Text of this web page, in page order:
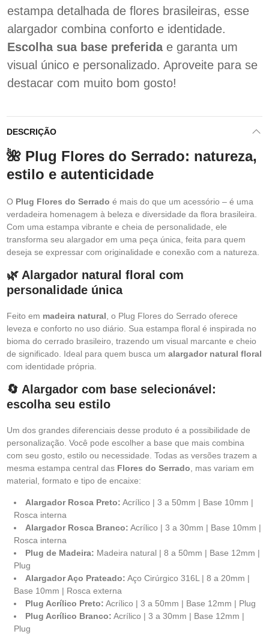
estampa detalhada de flores brasileiras, esse
alargador combina conforto e identidade.
Escolha sua base preferidae garanta um
visual único e personalizado. Aproveite para se
destacar com muito bom gosto!
DESCRIÇÃO
🌺 Plug Flores do Serrado: natureza,
estilo e autenticidade
O Plug Flores do Serrado é mais do que um acessório – é uma
verdadeira homenagem à beleza e diversidade da flora brasileira.
Com uma estampa vibrante e cheia de personalidade, ele
transforma seu alargador em uma peça única, feita para quem
deseja se expressar com originalidade e conexão com a natureza.
🌿 Alargador natural floral com
personalidade única
Feito em madeira natural , o Plug Flores do Serrado oferece
leveza e conforto no uso diário. Sua estampa floral é inspirada no
bioma do cerrado brasileiro, trazendo um visual marcante e cheio
de significado. Ideal para quem busca um alargador natural floral
com identidade própria.
🔄 Alargador com base selecionável:
escolha seu estilo
Um dos grandes diferenciais desse produto é a possibilidade de
personalização. Você pode escolher a base que mais combina
com seu gosto, estilo ou necessidade. Todas as versões trazem a
mesma estampa central das Flores do Serrado , mas variam em
material, formato e tipo de encaixe:
Alargador Rosca Preto: Acrílico | 3 a 50mm | Base 10mm |
Rosca interna
Alargador Rosca Branco: Acrílico | 3 a 30mm | Base 10mm |
Rosca interna
Plug de Madeira: Madeira natural | 8 a 50mm | Base 12mm |
Plug
Alargador Aço Prateado: Aço Cirúrgico 316L | 8 a 20mm |
Base 10mm | Rosca externa
Plug Acrílico Preto: Acrílico | 3 a 50mm | Base 12mm | Plug
Plug Acrílico Branco: Acrílico | 3 a 30mm | Base 12mm |
Plug